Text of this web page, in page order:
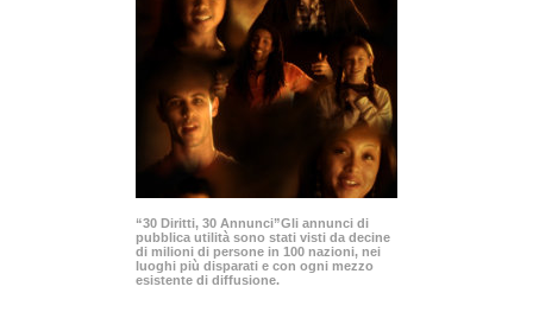
“30 Diritti, 30 Annunci”Gli annunci di
pubblica utilità sono stati visti da decine
di milioni di persone in 100 nazioni, nei
luoghi più disparati e con ogni mezzo
esistente di diffusione.